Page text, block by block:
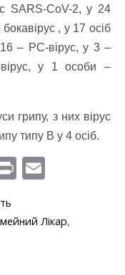
SARS-CoV-2, у 24
, у 17 осіб
– РС-вірус, у 3 –
у 1 особи –
грипу, з них вірус
типу В у 4 осіб.
Pr
t ai
Лікар,